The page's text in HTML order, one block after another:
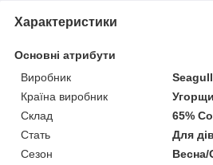
Характеристики
Основні атрибути
Виробник
Seagull
Країна виробник
Склад
65%
Стать
Для
Сезон
Весна/